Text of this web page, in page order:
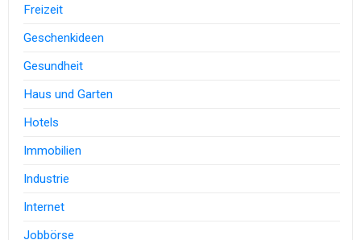
Freizeit
Geschenkideen
Gesundheit
Haus und Garten
Hotels
Immobilien
Industrie
Internet
Jobbörse